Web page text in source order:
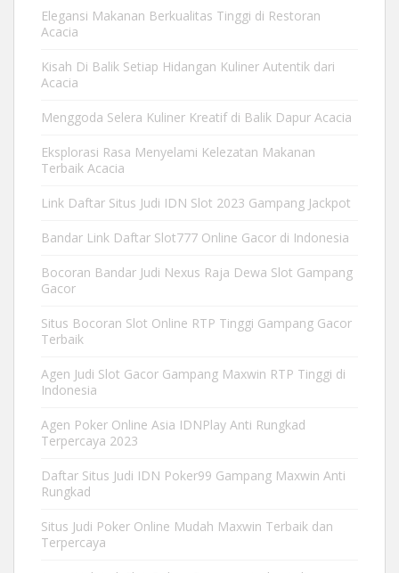
Elegansi Makanan Berkualitas Tinggi di Restoran
Acacia
Kisah Di Balik Setiap Hidangan Kuliner Autentik dari
Acacia
Menggoda Selera Kuliner Kreatif di Balik Dapur Acacia
Eksplorasi Rasa Menyelami Kelezatan Makanan
Terbaik Acacia
Link Daftar Situs Judi IDN Slot 2023 Gampang Jackpot
Bandar Link Daftar Slot777 Online Gacor di Indonesia
Bocoran Bandar Judi Nexus Raja Dewa Slot Gampang
Gacor
Situs Bocoran Slot Online RTP Tinggi Gampang Gacor
Terbaik
Agen Judi Slot Gacor Gampang Maxwin RTP Tinggi di
Indonesia
Agen Poker Online Asia IDNPlay Anti Rungkad
Terpercaya 2023
Daftar Situs Judi IDN Poker99 Gampang Maxwin Anti
Rungkad
Situs Judi Poker Online Mudah Maxwin Terbaik dan
Terpercaya